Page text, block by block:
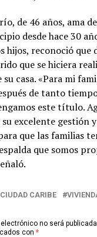
de 46 años, ama
desde hace 30
hijos, reconoció que
que se hiciera
casa. «Para mi
de tanto
este título.
excelente gestión
que las familias
que somos
CIUDAD CARIBE
no será publicada.
con *